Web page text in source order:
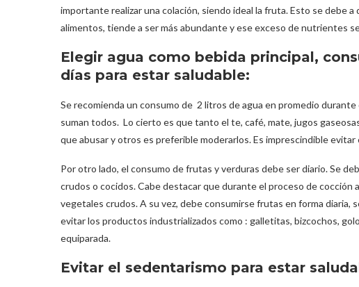
importante realizar una colación, siendo ideal la fruta. Esto se debe
alimentos, tiende a ser más abundante y ese exceso de nutrientes
Elegir agua como bebida principal,
días para estar saludable:
Se recomienda un consumo de 2 litros de agua en promedio
suman todos. Lo cierto es que tanto el te, café, mate, jugos
que abusar y otros es preferible moderarlos. Es imprescindible evitar
Por otro lado, el consumo de frutas y verduras debe ser diario. Se
crudos o cocidos. Cabe destacar que durante el proceso de cocción
vegetales crudos. A su vez, debe consumirse frutas en forma diaria,
evitar los productos industrializados como : galletitas, bizcochos,
equiparada.
Evitar el sedentarismo para estar